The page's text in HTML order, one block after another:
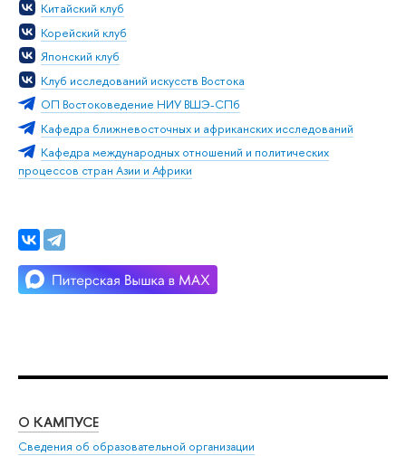
Китайский клуб
Корейский клуб
Японский клуб
Клуб исследований искусств Востока
ОП Востоковедение НИУ ВШЭ-СПб
Кафедра ближневосточных и африканских исследований
Кафедра международных отношений и политических
процессов стран Азии и Африки
О КАМПУСЕ
Сведения об образовательной организации